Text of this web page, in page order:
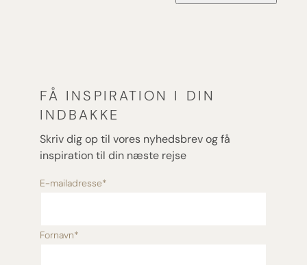
FÅ INSPIRATION I DIN
INDBAKKE
Skriv dig op til vores nyhedsbrev og få
inspiration til din næste rejse
E-mailadresse*
Fornavn*